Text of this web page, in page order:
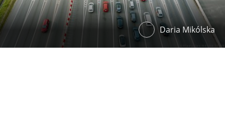
Daria Mikólska